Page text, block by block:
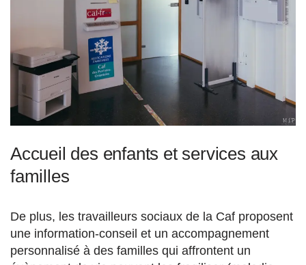
Accueil des enfants et services aux
familles
De plus, les travailleurs sociaux de la Caf proposent
une information-conseil et un accompagnement
personnalisé à des familles qui affrontent un